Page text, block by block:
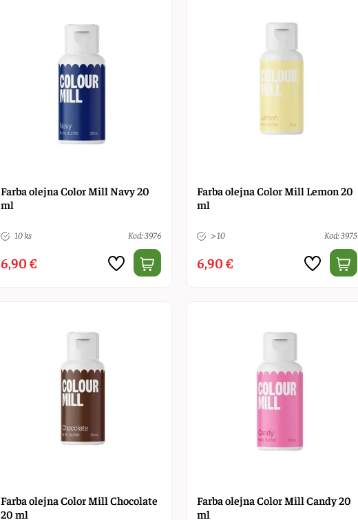
Farba olejna Color Mill Navy 20
ml
10 ks Kod: 3976
6,90 €
Farba olejna Color Mill Lemon 20
ml
> 10 Kod: 3975
6,90 €
Farba olejna Color Mill Chocolate
20 ml
Farba olejna Color Mill Candy 20
ml